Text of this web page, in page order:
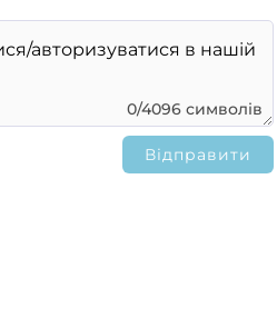
0/4096 символів